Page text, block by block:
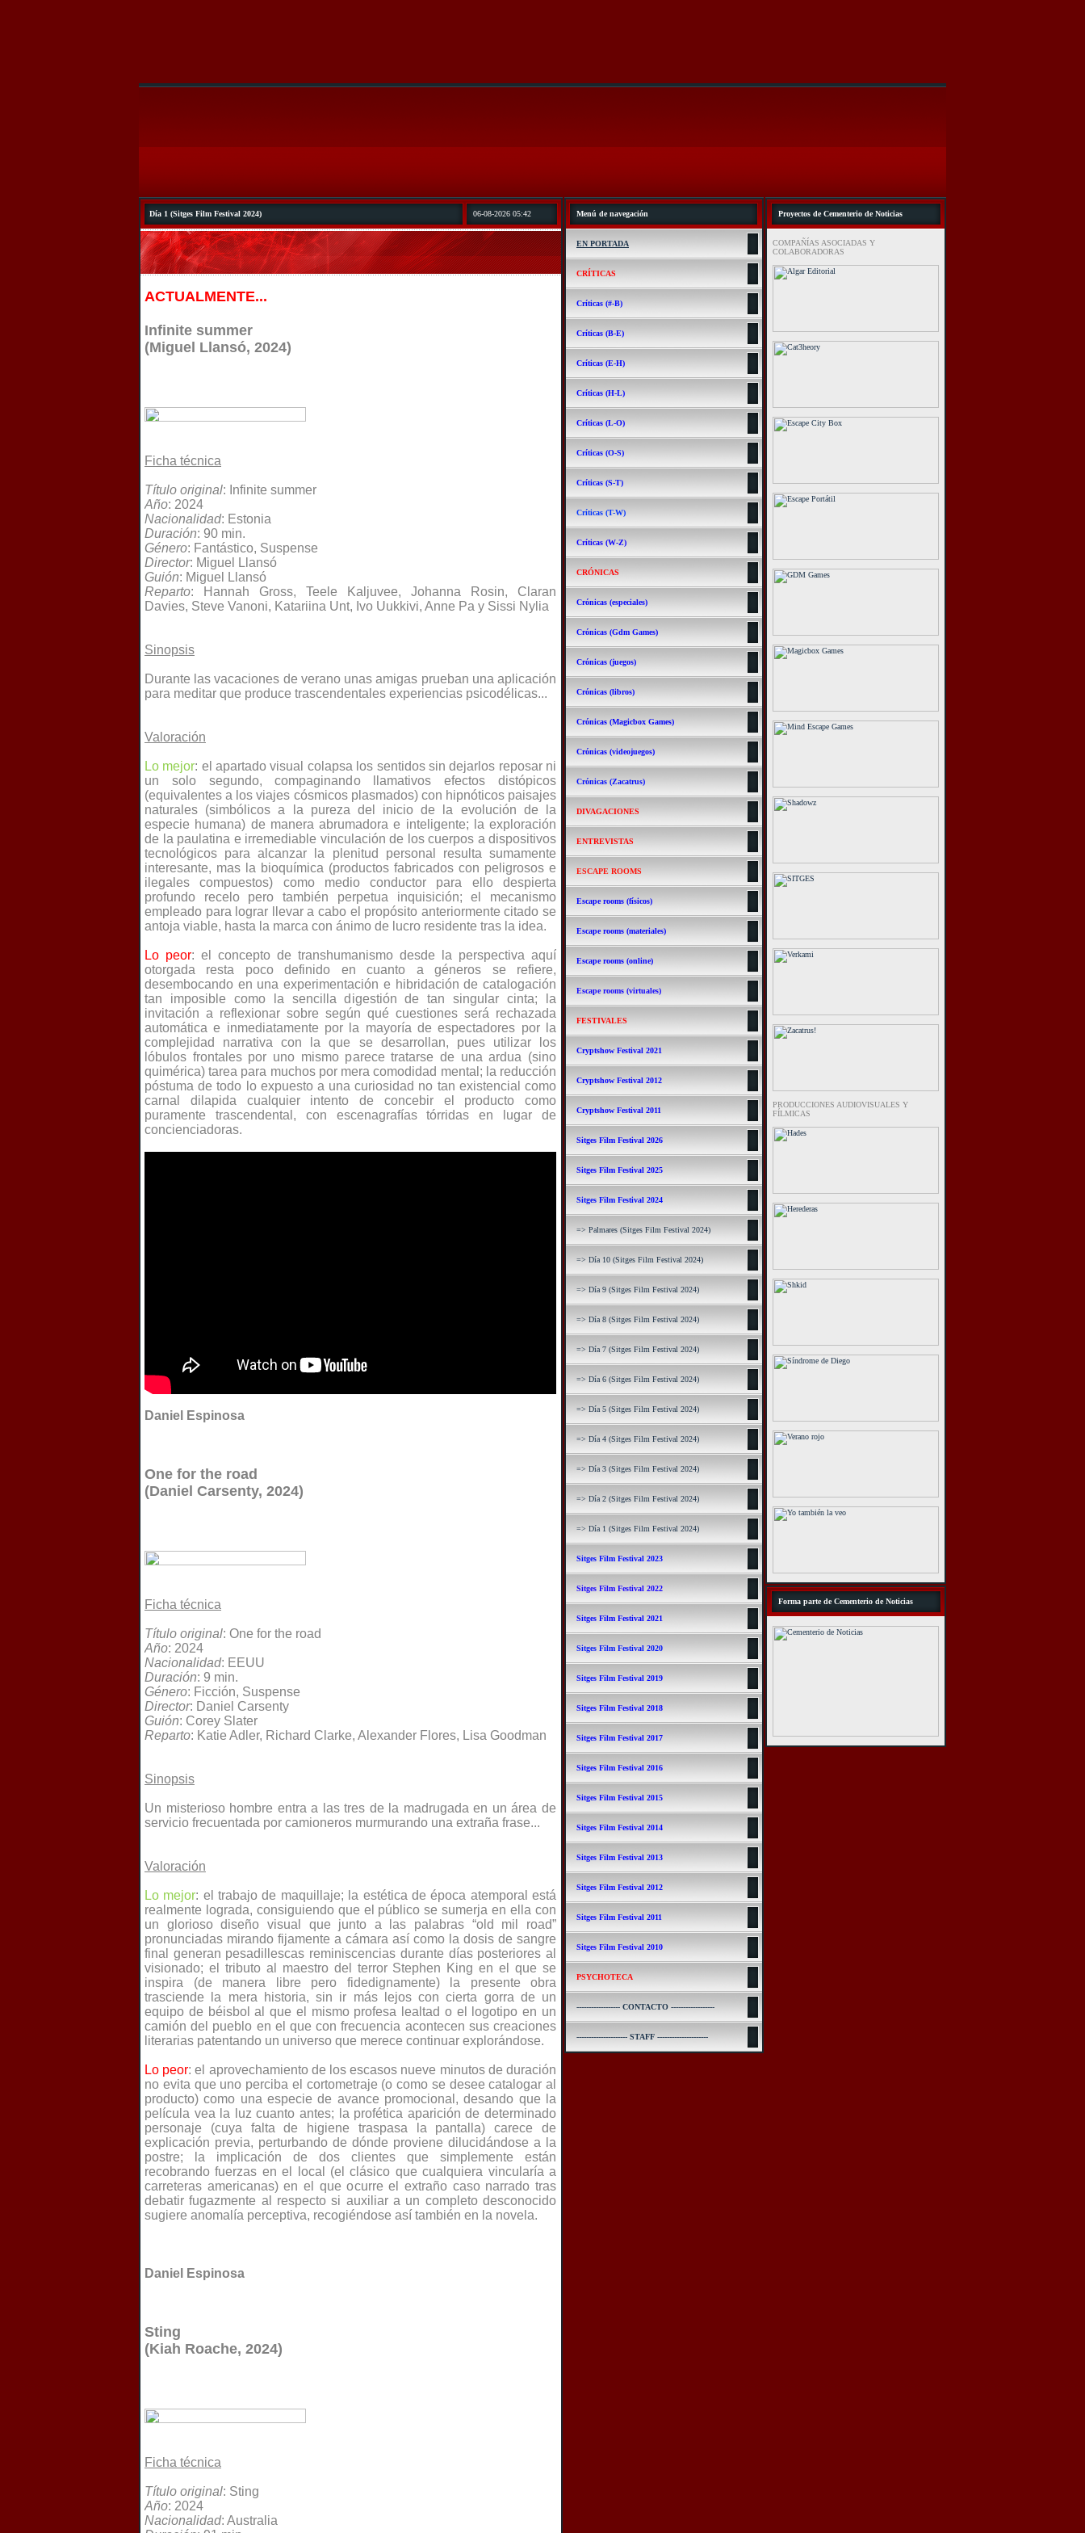
Día 1 (Sitges Film Festival 2024) 06-08-2026 05:42
ACTUALMENTE...
Infinite summer
(Miguel Llansó, 2024)
Ficha técnica
Título original: Infinite summer
Año: 2024
Nacionalidad: Estonia
Duración: 90 min.
Género: Fantástico, Suspense
Director: Miguel Llansó
Guión: Miguel Llansó
Reparto: Hannah Gross, Teele Kaljuvee, Johanna Rosin, Claran
Davies, Steve Vanoni, Katariina Unt, Ivo Uukkivi, Anne Pa y Sissi Nylia
Sinopsis
Durante las vacaciones de verano unas amigas prueban una aplicación
para meditar que produce trascendentales experiencias psicodélicas...
Valoración
Lo mejor: el apartado visual colapsa los sentidos sin dejarlos reposar ni
un solo segundo, compaginando llamativos efectos distópicos
(equivalentes a los viajes cósmicos plasmados) con hipnóticos paisajes
naturales (simbólicos a la pureza del inicio de la evolución de la
especie humana) de manera abrumadora e inteligente; la exploración
de la paulatina e irremediable vinculación de los cuerpos a dispositivos
tecnológicos para alcanzar la plenitud personal resulta sumamente
interesante, mas la bioquímica (productos fabricados con peligrosos e
ilegales compuestos) como medio conductor para ello despierta
profundo recelo pero también perpetua inquisición; el mecanismo
empleado para lograr llevar a cabo el propósito anteriormente citado se
antoja viable, hasta la marca con ánimo de lucro residente tras la idea.
Lo peor: el concepto de transhumanismo desde la perspectiva aquí
otorgada resta poco definido en cuanto a géneros se refiere,
desembocando en una experimentación e hibridación de catalogación
tan imposible como la sencilla digestión de tan singular cinta; la
invitación a reflexionar sobre según qué cuestiones será rechazada
automática e inmediatamente por la mayoría de espectadores por la
complejidad narrativa con la que se desarrollan, pues utilizar los
lóbulos frontales por uno mismo parece tratarse de una ardua (sino
quimérica) tarea para muchos por mera comodidad mental; la reducción
póstuma de todo lo expuesto a una curiosidad no tan existencial como
carnal dilapida cualquier intento de concebir el producto como
puramente trascendental, con escenagrafías tórridas en lugar de
concienciadoras.
Daniel Espinosa
One for the road
(Daniel Carsenty, 2024)
Ficha técnica
Título original: One for the road
Año: 2024
Nacionalidad: EEUU
Duración: 9 min.
Género: Ficción, Suspense
Director: Daniel Carsenty
Guión: Corey Slater
Reparto: Katie Adler, Richard Clarke, Alexander Flores, Lisa Goodman
Sinopsis
Un misterioso hombre entra a las tres de la madrugada en un área de
servicio frecuentada por camioneros murmurando una extraña frase...
Valoración
Lo mejor: el trabajo de maquillaje; la estética de época atemporal está
realmente lograda, consiguiendo que el público se sumerja en ella con
un glorioso diseño visual que junto a las palabras “old mil road”
pronunciadas mirando fijamente a cámara así como la dosis de sangre
final generan pesadillescas reminiscencias durante días posteriores al
visionado; el tributo al maestro del terror Stephen King en el que se
inspira (de manera libre pero fidedignamente) la presente obra
trasciende la mera historia, sin ir más lejos con cierta gorra de un
equipo de béisbol al que el mismo profesa lealtad o el logotipo en un
camión del pueblo en el que con frecuencia acontecen sus creaciones
literarias patentando un universo que merece continuar explorándose.
Lo peor: el aprovechamiento de los escasos nueve minutos de duración
no evita que uno perciba el cortometraje (o como se desee catalogar al
producto) como una especie de avance promocional, desando que la
película vea la luz cuanto antes; la profética aparición de determinado
personaje (cuya falta de higiene traspasa la pantalla) carece de
explicación previa, perturbando de dónde proviene dilucidándose a la
postre; la implicación de dos clientes que simplemente están
recobrando fuerzas en el local (el clásico que cualquiera vincularía a
carreteras americanas) en el que ocurre el extraño caso narrado tras
debatir fugazmente al respecto si auxiliar a un completo desconocido
sugiere anomalía perceptiva, recogiéndose así también en la novela.
Daniel Espinosa
Sting
(Kiah Roache, 2024)
Ficha técnica
Título original: Sting
Año: 2024
Nacionalidad: Australia
Menú de navegación
EN PORTADA
CRÍTICAS
Críticas (#-B)
Críticas (B-E)
Críticas (E-H)
Críticas (H-L)
Críticas (L-O)
Críticas (O-S)
Críticas (S-T)
Críticas (T-W)
Críticas (W-Z)
CRÓNICAS
Crónicas (especiales)
Crónicas (Gdm Games)
Crónicas (juegos)
Crónicas (libros)
Crónicas (Magicbox Games)
Crónicas (videojuegos)
Crónicas (Zacatrus)
DIVAGACIONES
ENTREVISTAS
ESCAPE ROOMS
Escape rooms (físicos)
Escape rooms (materiales)
Escape rooms (online)
Escape rooms (virtuales)
FESTIVALES
Cryptshow Festival 2021
Cryptshow Festival 2012
Cryptshow Festival 2011
Sitges Film Festival 2026
Sitges Film Festival 2025
Sitges Film Festival 2024
=> Palmares (Sitges Film Festival 2024)
=> Día 10 (Sitges Film Festival 2024)
=> Día 9 (Sitges Film Festival 2024)
=> Día 8 (Sitges Film Festival 2024)
=> Día 7 (Sitges Film Festival 2024)
=> Día 6 (Sitges Film Festival 2024)
=> Día 5 (Sitges Film Festival 2024)
=> Día 4 (Sitges Film Festival 2024)
=> Día 3 (Sitges Film Festival 2024)
=> Día 2 (Sitges Film Festival 2024)
=> Día 1 (Sitges Film Festival 2024)
Sitges Film Festival 2023
Sitges Film Festival 2022
Sitges Film Festival 2021
Sitges Film Festival 2020
Sitges Film Festival 2019
Sitges Film Festival 2018
Sitges Film Festival 2017
Sitges Film Festival 2016
Sitges Film Festival 2015
Sitges Film Festival 2014
Sitges Film Festival 2013
Sitges Film Festival 2012
Sitges Film Festival 2011
Sitges Film Festival 2010
PSYCHOTECA
------------------ CONTACTO ------------------
--------------------- STAFF ---------------------
Proyectos de Cementerio de Noticias
COMPAÑÍAS ASOCIADAS Y
COLABORADORAS
PRODUCCIONES AUDIOVISUALES Y
FÍLMICAS
Forma parte de Cementerio de Noticias